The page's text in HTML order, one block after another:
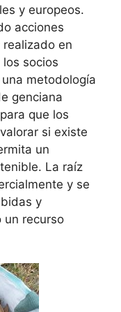
y europeos.
acciones
en
socios
metodología
genciana
que los
si existe
un
La raíz
y se
y
un recurso